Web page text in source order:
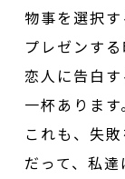
物事を選択
プレゼンする
恋人に告白
一杯あります
これも、失
だって、私